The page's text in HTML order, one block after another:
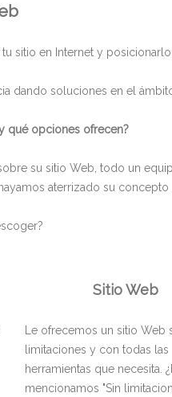
tu sitio en Internet y
dando soluciones en el
qué opciones ofrecen?
su sitio Web, todo un
aterrizado su
Sitio Web
Le ofrecemos un sitio Web
limitaciones y con todas las
herramientas que necesita.
mencionamos "Sin